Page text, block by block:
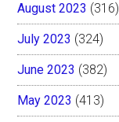
August 2023 (316)
July 2023 (324)
June 2023 (382)
May 2023 (413)